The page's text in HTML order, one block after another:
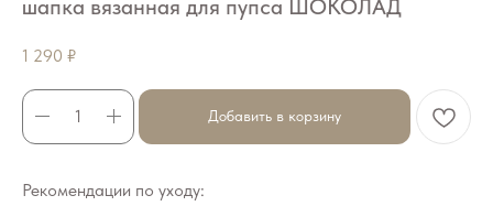
шапка вязанная для пупса ШОКОЛАД
1 290 ₽
Добавить в корзину
Рекомендации по уходу: